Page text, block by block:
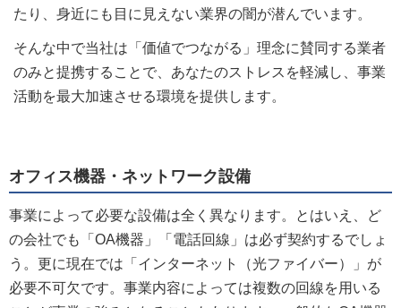
たり、身近にも目に見えない業界の闇が潜んでいます。
そんな中で当社は「価値でつながる」理念に賛同する業者
のみと提携することで、あなたのストレスを軽減し、事業
活動を最大加速させる環境を提供します。
オフィス機器・ネットワーク設備
事業によって必要な設備は全く異なります。とはいえ、ど
の会社でも「OA機器」「電話回線」は必ず契約するでしょ
う。更に現在では「インターネット（光ファイバー）」が
必要不可欠です。事業内容によっては複数の回線を用いる